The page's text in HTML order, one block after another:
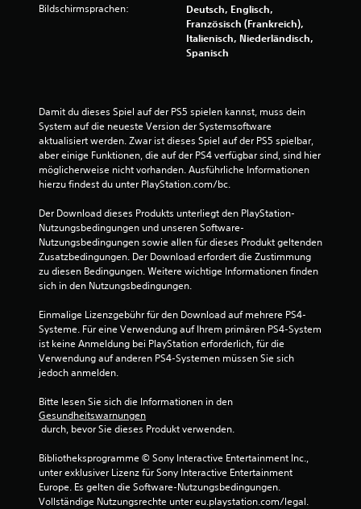
.
v
o
5
S
t
e
r
n
Bildschirmsprachen:
Deutsch, Englisch,
Französisch (Frankreich),
Italienisch, Niederländisch,
Spanisch
Damit du dieses Spiel auf der PS5 spielen kannst, muss dein
System auf die neueste Version der Systemsoftware
aktualisiert werden. Zwar ist dieses Spiel auf der PS5 spielbar,
aber einige Funktionen, die auf der PS4 verfügbar sind, sind hier
möglicherweise nicht vorhanden. Ausführliche Informationen
hierzu findest du unter PlayStation.com/bc.
Der Download dieses Produkts unterliegt den PlayStation-
Nutzungsbedingungen und unseren Software-
Nutzungsbedingungen sowie allen für dieses Produkt geltenden
Zusatzbedingungen. Der Download erfordert die Zustimmung
zu diesen Bedingungen. Weitere wichtige Informationen finden
sich in den Nutzungsbedingungen.
Einmalige Lizenzgebühr für den Download auf mehrere PS4-
Systeme. Für eine Verwendung auf Ihrem primären PS4-System
ist keine Anmeldung bei PlayStation erforderlich, für die
Verwendung auf anderen PS4-Systemen müssen Sie sich
jedoch anmelden.
Bitte lesen Sie sich die Informationen in den
Gesundheitswarnungen
durch, bevor Sie dieses Produkt verwenden.
Bibliotheksprogramme © Sony Interactive Entertainment Inc.,
unter exklusiver Lizenz für Sony Interactive Entertainment
Europe. Es gelten die Software-Nutzungsbedingungen.
Vollständige Nutzungsrechte unter eu.playstation.com/legal.